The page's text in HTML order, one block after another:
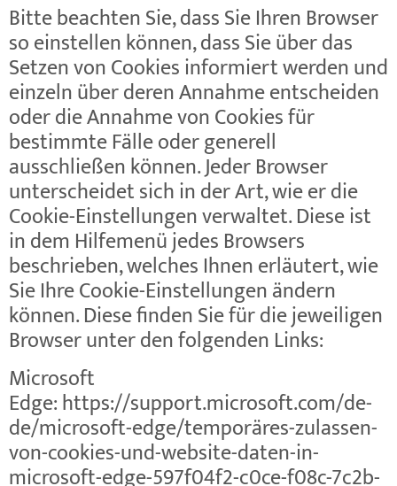
Bitte beachten Sie, dass Sie Ihren Browser
so einstellen können, dass Sie über das
Setzen von Cookies informiert werden und
einzeln über deren Annahme entscheiden
oder die Annahme von Cookies für
bestimmte Fälle oder generell
ausschließen können. Jeder Browser
unterscheidet sich in der Art, wie er die
Cookie-Einstellungen verwaltet. Diese ist
in dem Hilfemenü jedes Browsers
beschrieben, welches Ihnen erläutert, wie
Sie Ihre Cookie-Einstellungen ändern
können. Diese finden Sie für die jeweiligen
Browser unter den folgenden Links:
Microsoft
Edge:https://support.microsoft.com/de-
de/microsoft-edge/temporäres-zulassen-
von-cookies-und-website-daten-in-
microsoft-edge-597f04f2-c0ce-f08c-7c2b-